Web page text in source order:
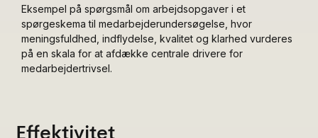
Eksempel på spørgsmål om arbejdsopgaver i et
spørgeskema til medarbejderundersøgelse, hvor
meningsfuldhed, indflydelse, kvalitet og klarhed vurderes
på en skala for at afdække centrale drivere for
medarbejdertrivsel.
Effektivitet